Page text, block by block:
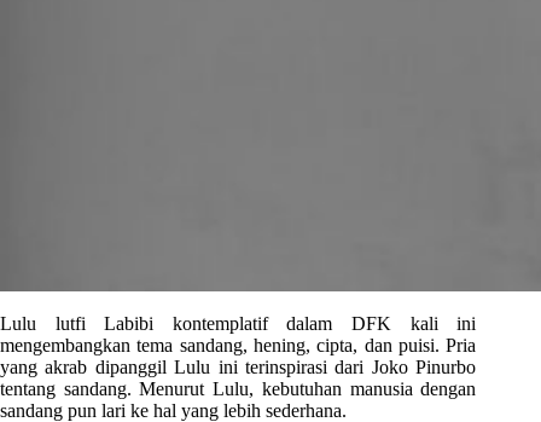
Lulu lutfi Labibi kontemplatif dalam DFK kali ini
mengembangkan tema sandang, hening, cipta, dan puisi. Pria
yang akrab dipanggil Lulu ini terinspirasi dari Joko Pinurbo
tentang sandang. Menurut Lulu, kebutuhan manusia dengan
sandang pun lari ke hal yang lebih sederhana.